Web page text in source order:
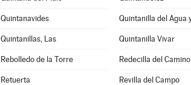
Quintanavides
Quintanillas, Las Quintanilla Vivar
Rebolledo de la Torre Redecilla del Camino
Retuerta Revilla del Campo